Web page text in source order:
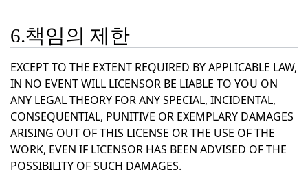
6.책임의 제한
EXCEPT TO THE EXTENT REQUIRED BY APPLICABLE LAW,
IN NO EVENT WILL LICENSOR BE LIABLE TO YOU ON
ANY LEGAL THEORY FOR ANY SPECIAL, INCIDENTAL,
CONSEQUENTIAL, PUNITIVE OR EXEMPLARY DAMAGES
ARISING OUT OF THIS LICENSE OR THE USE OF THE
WORK, EVEN IF LICENSOR HAS BEEN ADVISED OF THE
POSSIBILITY OF SUCH DAMAGES.